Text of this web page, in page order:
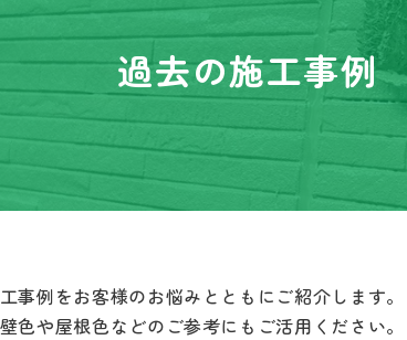
過去の施工事例
例をお客様のお悩みとともにご紹介します。
や屋根色などのご参考にもご活用ください。